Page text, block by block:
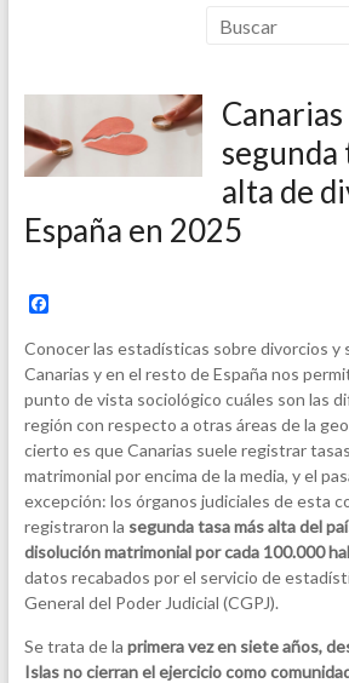
segunda
alta de
España en 2025
F
c
e
b
o
o
k
Conocer las estadísticas sobre divorcios y
Canarias y en el resto de España nos
punto de vista sociológico cuáles son las
región con respecto a otras áreas de la
cierto es que Canarias suele registrar
matrimonial por encima de la media, y el
excepción: los órganos judiciales de esta
registraron la segunda tasa más alta del
disolución matrimonial por cada 100.000
datos recabados por el servicio de
General del Poder Judicial (CGPJ).
Se trata de la primera vez en siete años,
Islas no cierran el ejercicio como